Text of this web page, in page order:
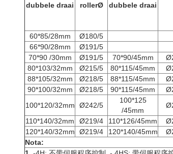
dubbele draai
rollerØ
dubbele draai
60*85/28mm
Ø180/5
66*90/28mm
Ø191/5
70*90 /30mm
Ø191/5 70*90/45mm
80*103/32mm
Ø215/5 80*115/45mm
88*105/32mm
Ø218/5 88*115/45mm
90*100/32mm
Ø218/5 90*115/45mm
100*120/32mm
Ø242/5
100*125
/45mm
110*140/32mm
Ø219/4 110*126/45mm
120*140/32mm
Ø219/4 120*140/45mm
Nota: